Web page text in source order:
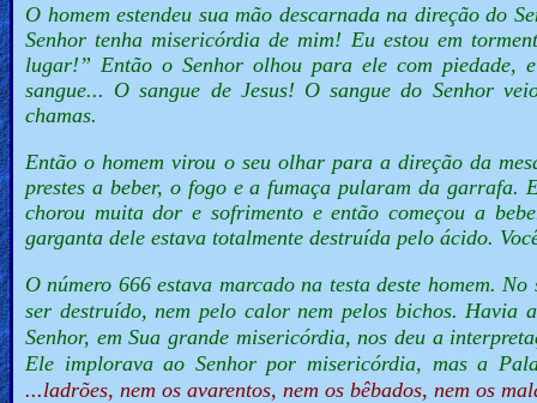
O homem estendeu sua mão descarnada na direção do
Senhor tenha misericórdia de mim! Euestou em
lugar!” Então o Senhor olhou para ele com piedade,
sangue... O sangue de Jesus! O sangue do Senhor
chamas.
Então o homem virou o seu olhar para a direção da
prestes a beber, o fogo e a fumaça pularam da garrafa.
chorou muita dor e sofrimento e então começou a
garganta dele estava totalmente destruída pelo ácido.
O número 666 estava marcado na testa deste homem.
ser destruído, nem pelo calor nem pelos bichos. Havia
Senhor, em Sua grande misericórdia, nos deu a
Ele implorava ao Senhor por misericórdia, mas a
...ladrões, nem os avarentos, nem os bêbados, nem os